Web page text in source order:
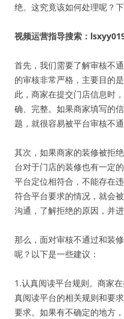
绝。这究竟该如何处理呢？
视频运营指导搜索：
首先，我们需要了解审核不
的审核非常严格，主要目的
此，商家在提交门店信息时
确、完整。如果商家填写的
题，就很容易被平台审核不通
其次，如果商家的装修被拒
台对于门店的装修也有一定
平台定位相符合，不能存在
符合平台要求的情况，就会
沟通，了解拒绝的原因，并进
那么，面对审核不通过和装
呢？以下是一些建议：
1.认真阅读平台规则。商家
真阅读平台的相关规则和要
要求。如果有不确定的地方